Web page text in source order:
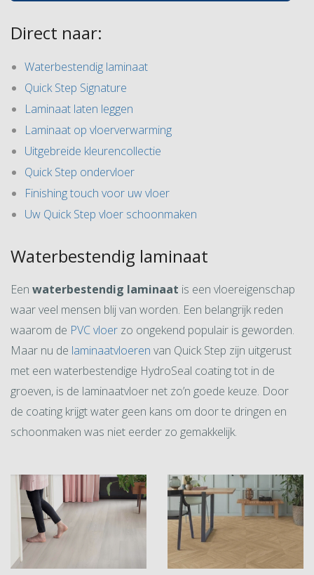
Direct naar:
Waterbestendig laminaat
Quick Step Signature
Laminaat laten leggen
Laminaat op vloerverwarming
Uitgebreide kleurencollectie
Quick Step ondervloer
Finishing touch voor uw vloer
Uw Quick Step vloer schoonmaken
Waterbestendig laminaat
Een waterbestendig laminaat is een vloereigenschap
waar veel mensen blij van worden. Een belangrijk reden
waarom de PVC vloer zo ongekend populair is geworden.
Maar nu de laminaatvloeren van Quick Step zijn uitgerust
met een waterbestendige HydroSeal coating tot in de
groeven, is de laminaatvloer net zo’n goede keuze. Door
de coating krijgt water geen kans om door te dringen en
schoonmaken was niet eerder zo gemakkelijk.